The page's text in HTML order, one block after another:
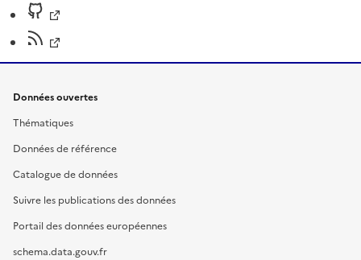
Données ouvertes
Thématiques
Données de référence
Catalogue de données
Suivre les publications des données
Portail des données européennes
schema.data.gouv.fr